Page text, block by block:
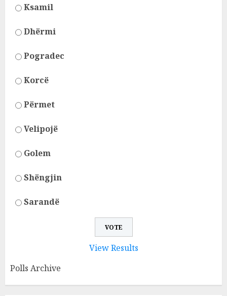
Ksamil
Dhërmi
Pogradec
Korcë
Përmet
Velipojë
Golem
Shëngjin
Sarandë
View Results
Polls Archive